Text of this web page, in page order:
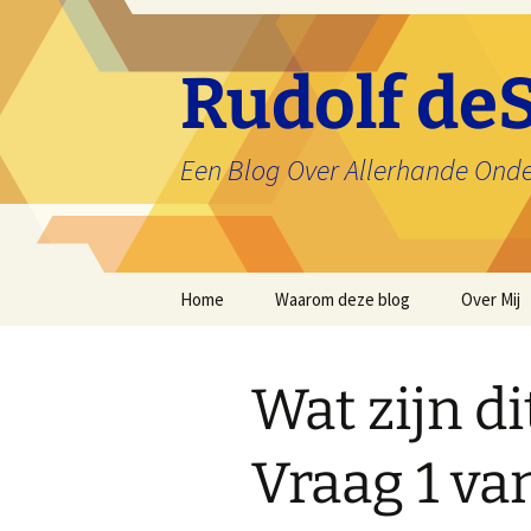
inhoud
Rudolf
Een Blog Over Allerhande
Home Waarom deze blog Over Mij
Wat zijn
Vraag 1